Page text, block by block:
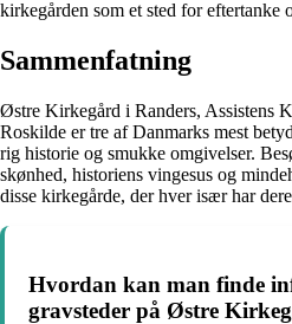
kirkegården som et sted for eftertanke
Sammenfatning
Østre Kirkegård i Randers, Assistens
Roskilde er tre af Danmarks mest
rig historie og smukke omgivelser.
skønhed, historiens vingesus og
disse kirkegårde, der hver især har
Hvordan kan man finde
gravsteder på Østre